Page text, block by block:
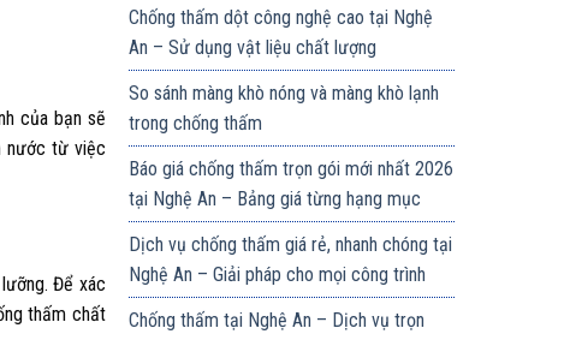
của bạn sẽ
nước từ việc
Để xác
thấm chất
Chống thấm dột công nghệ cao tại Nghệ
An – Sử dụng vật liệu chất lượng
So sánh màng khò nóng và màng khò lạnh
trong chống thấm
Báo giá chống thấm trọn gói mới nhất 2026
tại Nghệ An – Bảng giá từng hạng mục
Dịch vụ chống thấm giá rẻ, nhanh chóng tại
Nghệ An – Giải pháp cho mọi công trình
Chống thấm tại Nghệ An – Dịch vụ trọn